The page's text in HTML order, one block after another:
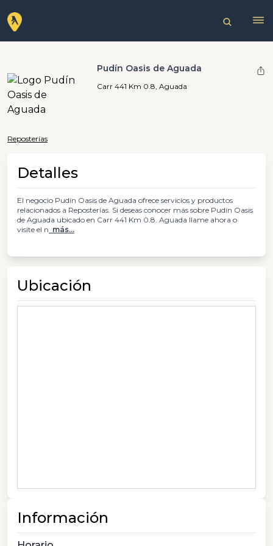
Pudín Oasis de Aguada
Carr 441 Km 0.8, Aguada
Reposterías
Detalles
El negocio Pudín Oasis de Aguada ofrece servicios y productos
relacionados a Reposterías. Si deseas conocer más sobre Pudín Oasis
de Aguada ubicado en Carr 441 Km 0.8. Aguada llame ahora o
visite el n más...
Ubicación
Información